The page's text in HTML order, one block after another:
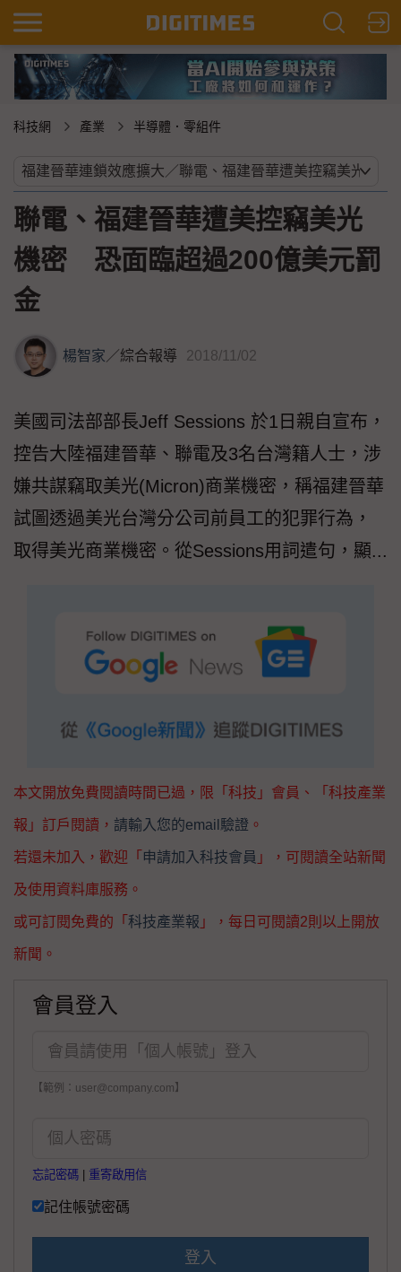
科技網 產業 半導體．零組件
聯電、福建晉華遭美控竊美光
機密 恐面臨超過200億美元罰
金
楊智家／綜合報導 2018/11/02
美國司法部部長Jeff Sessions 於1日親自宣布，
控告大陸福建晉華、聯電及3名台灣籍人士，涉
嫌共謀竊取美光(Micron)商業機密，稱福建晉華
試圖透過美光台灣分公司前員工的犯罪行為，
取得美光商業機密。從Sessions用詞遣句，顯...
本文開放免費閱讀時間已過，限「科技」會員、「科技產業
報」訂戶閱讀， 請輸入您的email驗證 。
若還未加入，歡迎「 申請加入科技會員 」，可閱讀全站新聞
及使用資料庫服務。
或可訂閱免費的「 科技產業報 」，每日可閱讀2則以上開放
新聞。
會員登入
【範例：user@company.com】
忘記密碼 重寄啟用信
記住帳號密碼
登入